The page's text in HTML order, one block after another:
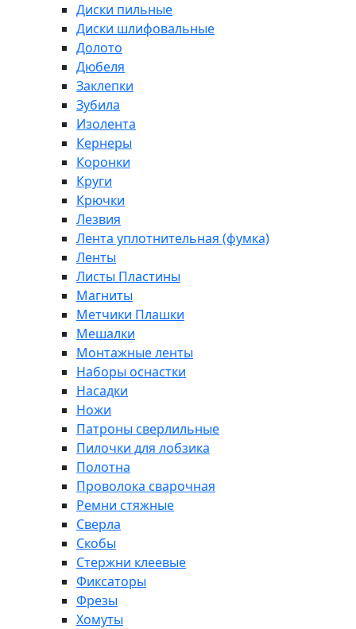
Диски пильные
Диски шлифовальные
Долото
Дюбеля
Заклепки
Зубила
Изолента
Кернеры
Коронки
Круги
Крючки
Лезвия
Лента уплотнительная (фумка)
Ленты
Листы Пластины
Магниты
Метчики Плашки
Мешалки
Монтажные ленты
Наборы оснастки
Насадки
Ножи
Патроны сверлильные
Пилочки для лобзика
Полотна
Проволока сварочная
Ремни стяжные
Сверла
Скобы
Стержни клеевые
Фиксаторы
Фрезы
Хомуты